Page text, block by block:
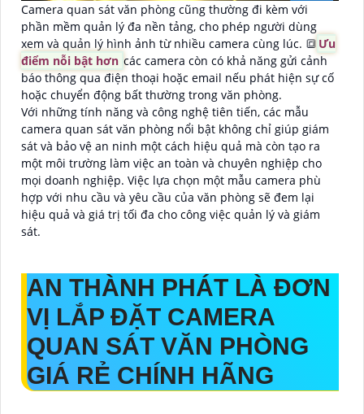
Camera quan sát văn phòng cũng thường đi kèm với
phần mềm quản lý đa nền tảng, cho phép người dùng
xem và quản lý hình ảnh từ nhiều camera cùng lúc. 🔳 Ưu
điểm nỗi bật hơn các camera còn có khả năng gửi cảnh
báo thông qua điện thoại hoặc email nếu phát hiện sự cố
hoặc chuyển động bất thường trong văn phòng.
Với những tính năng và công nghệ tiên tiến, các mẫu
camera quan sát văn phòng nổi bật không chỉ giúp giám
sát và bảo vệ an ninh một cách hiệu quả mà còn tạo ra
một môi trường làm việc an toàn và chuyên nghiệp cho
mọi doanh nghiệp. Việc lựa chọn một mẫu camera phù
hợp với nhu cầu và yêu cầu của văn phòng sẽ đem lại
hiệu quả và giá trị tối đa cho công việc quản lý và giám
sát.
AN THÀNH PHÁT LÀ ĐƠN
VỊ LẮP ĐẶT CAMERA
QUAN SÁT VĂN PHÒNG
GIÁ RẺ CHÍNH HÃNG